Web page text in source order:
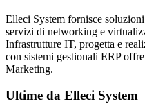
Elleci System fornisce
servizi di networking e
Infrastrutture IT, progetta e
con sistemi gestionali ERP
Marketing.
Ultime da Elleci System